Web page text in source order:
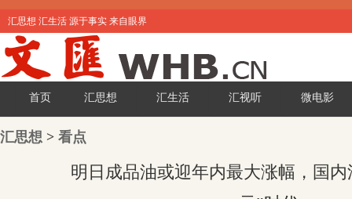
汇思想 汇生活 源于事实 来自眼界
首页 汇思想 汇生活 汇视听 微电影
汇思想 > 看点
明日成品油或迎年内最大涨幅，国内